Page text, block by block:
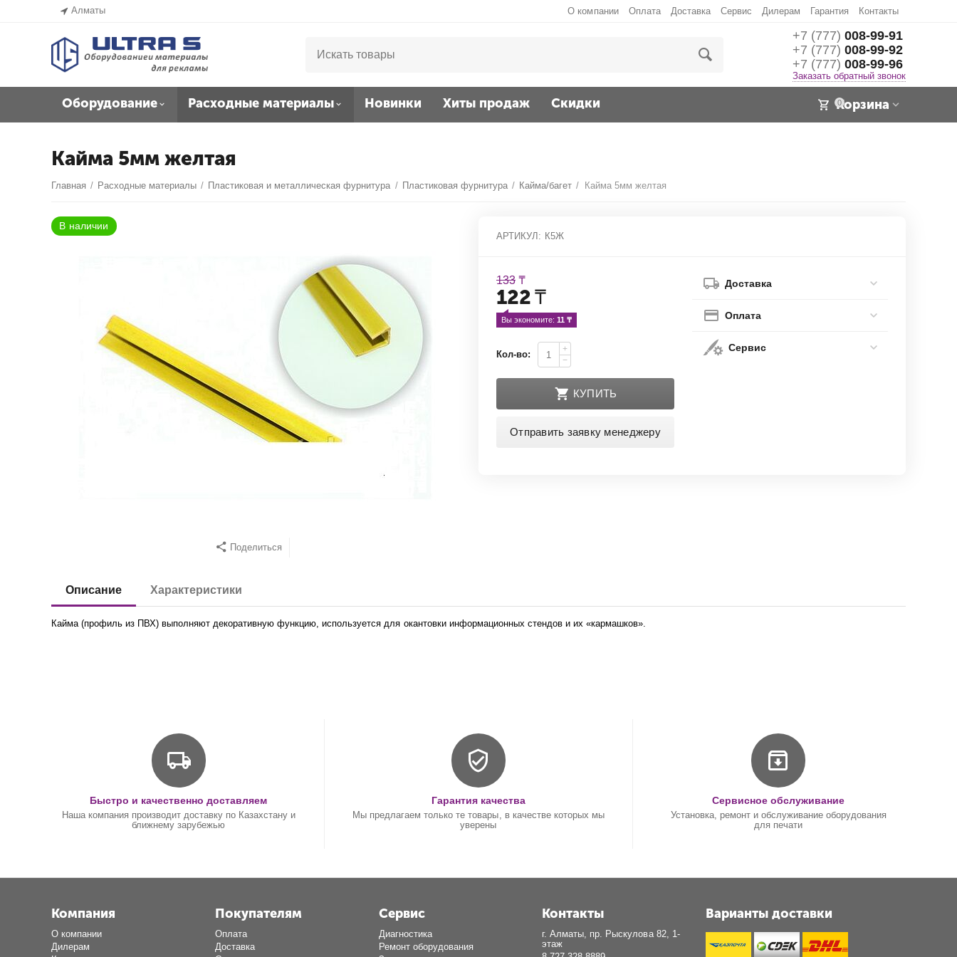
Алматы О компании Оплата Доставка Сервис Дилерам Гарантия Контакты
+7 (777) 008-99-91
+7 (777) 008-99-92
+7 (777) 008-99-96
Заказать обратный звонок
Оборудование Расходные материалы Новинки Хиты продаж Скидки 0
Корзина
Кайма 5мм желтая
Главная / Расходные материалы / Пластиковая и металлическая фурнитура / Пластиковая фурнитура / Кайма/багет / Кайма 5мм желтая
Поделиться
АРТИКУЛ: К5Ж
133 ₸
122₸
Вы экономите: 11 ₸
Кол-во:
+
−
КУПИТЬ
Отправить заявку менеджеру
Доставка
Оплата
Сервис
Описание Характеристики
Кайма (профиль из ПВХ) выполняют декоративную функцию, используется для окантовки информационных стендов и их «кармашков».
Быстро и качественно доставляем
Наша компания производит доставку по Казахстану и
ближнему зарубежью
Гарантия качества
Мы предлагаем только те товары, в качестве которых мы
уверены
Сервисное обслуживание
Установка, ремонт и обслуживание оборудования
для печати
Компания
О компании
Дилерам
Покупателям
Оплата
Доставка
Сервис
Диагностика
Ремонт оборудования
Контакты
г. Алматы, пр. Рыскулова 82, 1-
этаж
Варианты доставки